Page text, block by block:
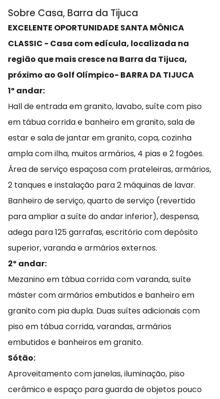
Sobre Casa, Barra da Tijuca
EXCELENTE OPORTUNIDADE SANTA MÔNICA
CLASSIC - Casa com edícula, localizada na
região que mais cresce na Barra da Tijuca,
próximo ao Golf Olímpico- BARRA DA TIJUCA
1º andar:
Hall de entrada em granito, lavabo, suíte com piso
em tábua corrida e banheiro em granito, sala de
estar e sala de jantar em granito, copa, cozinha
ampla com ilha, muitos armários, 4 pias e 2 fogões.
Área de serviço espaçosa com prateleiras, armários,
2 tanques e instalação para 2 máquinas de lavar.
Banheiro de serviço, quarto de serviço (revertido
para ampliar a suíte do andar inferior), despensa,
adega para 125 garrafas, escritório com depósito
superior, varanda e armários externos.
2º andar:
Mezanino em tábua corrida com varanda, suíte
máster com armários embutidos e banheiro em
granito com pia dupla. Duas suítes adicionais com
piso em tábua corrida, varandas, armários
embutidos e banheiros em granito.
Sótão:
Aproveitamento com janelas, iluminação, piso
cerâmico e espaço para guarda de objetos pouco